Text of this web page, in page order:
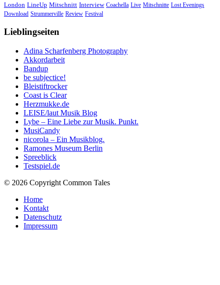
London LineUp Mitschnitt Interview Coachella Live Mitschnitte Lost Evenings
Download Strummerville Review Festival
Lieblingseiten
Adina Scharfenberg Photography
Akkordarbeit
Bandup
be subjectice!
Bleistiftrocker
Coast is Clear
Herzmukke.de
LEISE/laut Musik Blog
Lybe – Eine Liebe zur Musik. Punkt.
MusiCandy
nicorola – Ein Musikblog.
Ramones Museum Berlin
Spreeblick
Testspiel.de
© 2026 Copyright Common Tales
Home
Kontakt
Datenschutz
Impressum